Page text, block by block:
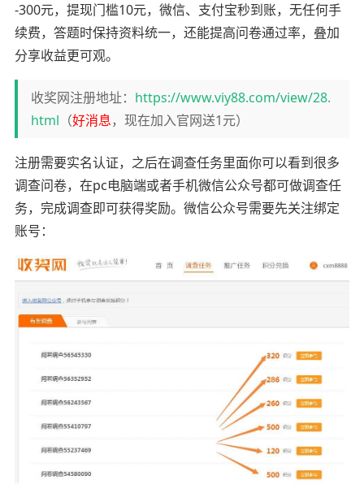
-300元，提现门槛10元，微信、支付宝秒到账，无任何手
续费，答题时保持资料统一，还能提高问卷通过率，叠加
分享收益更可观。
收奖网注册地址： https://www.viy88.com/view/28.
html （好消息，现在加入官网送1元）
注册需要实名认证，之后在调查任务里面你可以看到很多
调查问卷，在pc电脑端或者手机微信公众号都可做调查任
务，完成调查即可获得奖励。微信公众号需要先关注绑定
账号：